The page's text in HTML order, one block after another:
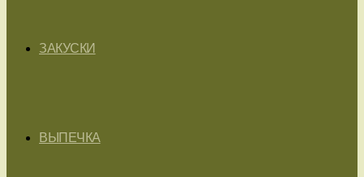
ЗАКУСКИ
ВЫПЕЧКА